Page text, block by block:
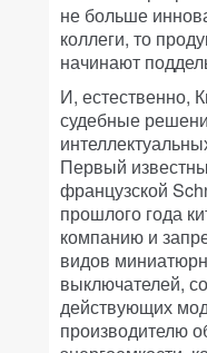
не больше
коллеги, то
начинают
И, естественно,
судебные
Первый
французской
прошлого года
компанию и
видов
выключателей,
действующих
производителю